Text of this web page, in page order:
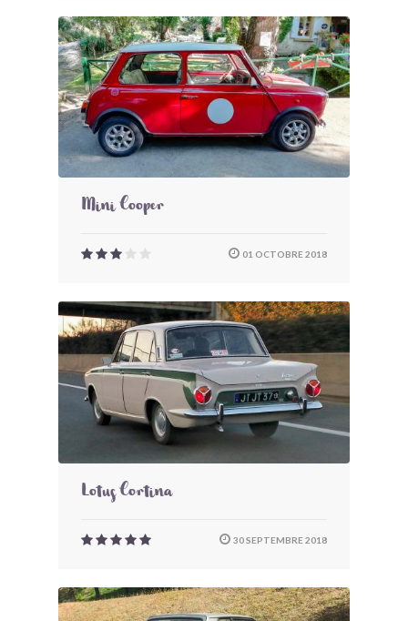
Mini Cooper
01 OCTOBRE 2018
Lotus Cortina
30 SEPTEMBRE 2018